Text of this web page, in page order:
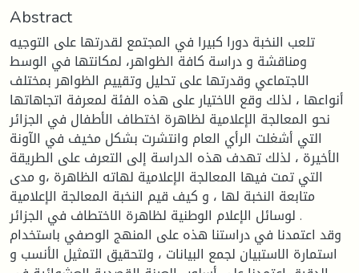
Abstract
تلعب النخبة دورا كبيرا في المجتمع لقدرتها على التوجيه
ومناقشة و دراسة كافة الظواهر، لمكانتها في الوسط
الاجتماعي وقدرتها على تحليل وتقييم الظواهر بمختلف
أنواعها ، لذلك وقع الاختيار على هذه الفئة لمعرفة اتجاهاتها
نحو المعالجة الإعلامية لظاهرة اختطاف الأطفال في الجزائر
التي أشغلت الرأي العام وانتشرت بشكل مخيف في الآونة
الأخيرة ، لذلك تهدف هذه الدراسة إلى التعرف على الطريقة
التي تمت فيها المعالجة الإعلامية لهاته الظاهرة ،و مدى
متابعة النخبة لها ، و كيف قيم النخبة المعالجة الإعلامية
لوسائل الإعلام الوطنية لظاهرة الاختطاف في الجزائر .
وقد اعتمدنا في دراستنا هذه على المنهج الوصفي باستخدام
استمارة الاستبيان لجمع البيانات ، ولتحقيق التمثيل الأنسب و